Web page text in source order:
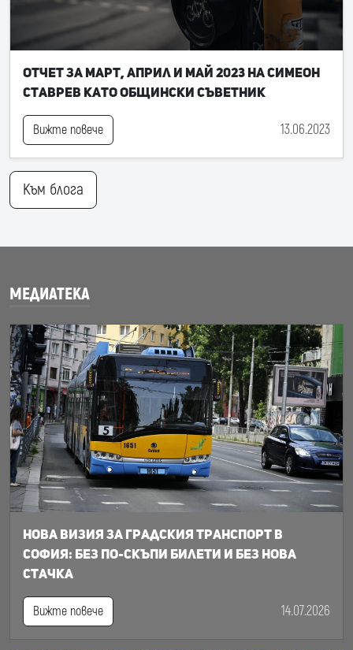
Отчет за март, април и май 2023 на Симеон
Ставрев като общински съветник
Вижте повече 13.06.2023
Към блога
МЕДИАТЕКА
Нова визия за градския транспорт в
София: Без по-скъпи билети и без нова
стачка
Вижте повече 14.07.2026